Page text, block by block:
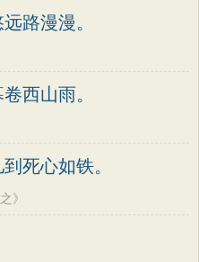
路漫漫。
西山雨。
死心如铁。
》